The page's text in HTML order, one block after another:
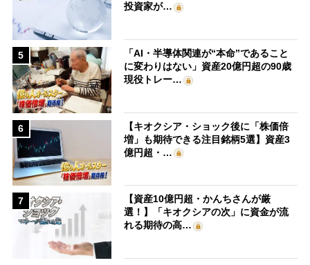
投資家が…
5
「AI・半導体関連が“本命”であること
に変わりはない」資産20億円超の90歳
現役トレー…
6
【キオクシア・ショック後に「株価倍
増」も期待できる注目銘柄5選】資産3
億円超・…
7
【資産10億円超・かんちさんが厳
選！】「キオクシアの次」に資金が流
れる期待の高…